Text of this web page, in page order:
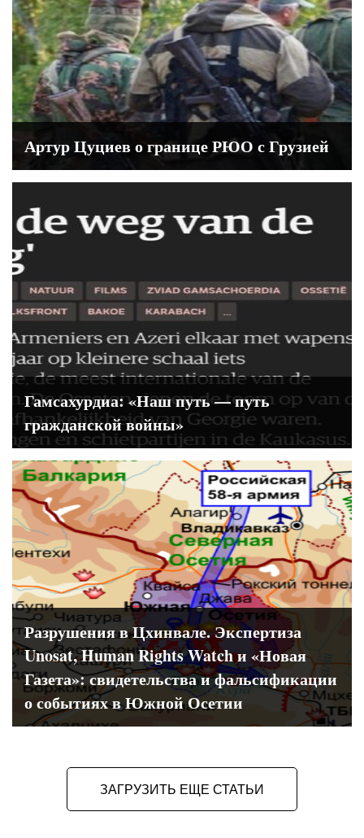
Артур Цуциев о границе РЮО с Грузией
Гамсахурдиа: «Наш путь — путь
гражданской войны»
Разрушения в Цхинвале. Экспертиза
Unosat, Human Rights Watch и «Новая
Газета»: свидетельства и фальсификации
о событиях в Южной Осетии
ЗАГРУЗИТЬ ЕЩЕ СТАТЬИ